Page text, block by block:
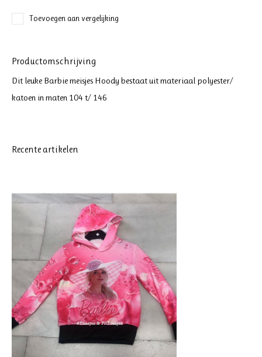
Toevoegen aan vergelijking
Productomschrijving
Dit leuke Barbie meisjes Hoody bestaat uit materiaal polyester/
katoen in maten 104 t/ 146
Recente artikelen